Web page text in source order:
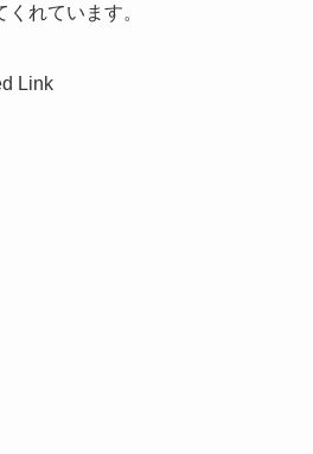
れています。
Link